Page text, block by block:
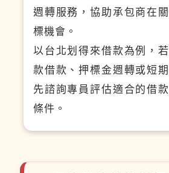
週轉服務，協助承包商在
標機會。
以台北划得來借款為例，
款借款、押標金週轉或短
先諮詢專員評估適合的借
條件。